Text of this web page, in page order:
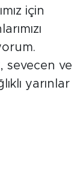
için
sevecen ve
yarınlar